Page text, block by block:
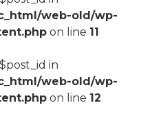
web-old/wp-
on line 11
in
web-old/wp-
on line 12